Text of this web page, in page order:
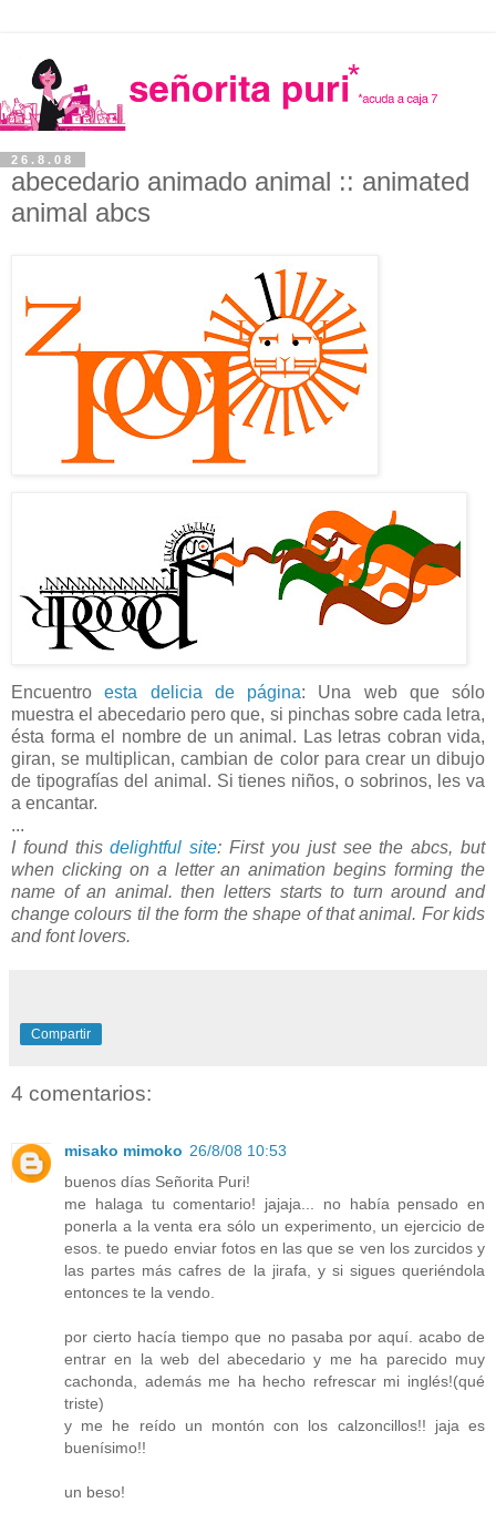
26.8.08
abecedario animado animal :: animated
animal abcs
Encuentroesta delicia de página: Una web que sólo
muestra el abecedario pero que, si pinchas sobre cada letra,
ésta forma el nombre de un animal. Las letras cobran vida,
giran, se multiplican, cambian de color para crear un dibujo
de tipografías del animal. Si tienes niños, o sobrinos, les va
a encantar.
...
I found thisdelightful site: First you just see the abcs, but
when clicking on a letter an animation begins forming the
name of an animal. then letters starts to turn around and
change colours til the form the shape of that animal. For kids
and font lovers.
Compartir
4 comentarios:
misako mimoko 26/8/08 10:53
buenos días Señorita Puri!
me halaga tu comentario! jajaja... no había pensado en
ponerla a la venta era sólo un experimento, un ejercicio de
esos. te puedo enviar fotos en las que se ven los zurcidos y
las partes más cafres de la jirafa, y si sigues queriéndola
entonces te la vendo.
por cierto hacía tiempo que no pasaba por aquí. acabo de
entrar en la web del abecedario y me ha parecido muy
cachonda, además me ha hecho refrescar mi inglés!(qué
triste)
y me he reído un montón con los calzoncillos!! jaja es
buenísimo!!
un beso!